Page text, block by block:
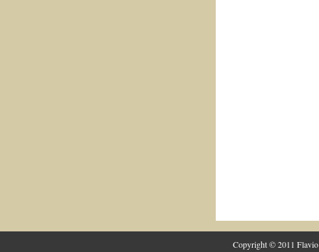
Copyright © 2011 Flavio